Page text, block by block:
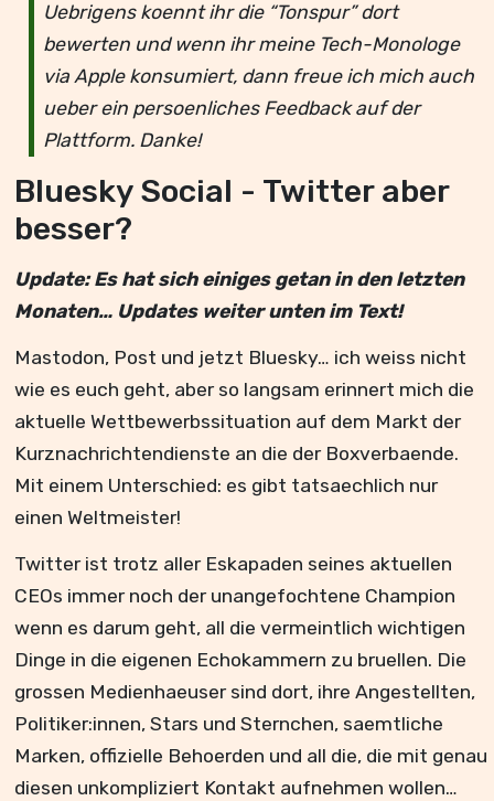
Uebrigens koennt ihr die “Tonspur” dort
bewerten und wenn ihr meine Tech-Monologe
via Apple konsumiert, dann freue ich mich auch
ueber ein persoenliches Feedback auf der
Plattform. Danke!
Bluesky Social - Twitter aber
besser?
Update: Es hat sich einiges getan in den letzten
Monaten… Updates weiter unten im Text!
Mastodon, Post und jetzt Bluesky… ich weiss nicht
wie es euch geht, aber so langsam erinnert mich die
aktuelle Wettbewerbssituation auf dem Markt der
Kurznachrichtendienste an die der Boxverbaende.
Mit einem Unterschied: es gibt tatsaechlich nur
einen Weltmeister!
Twitter ist trotz aller Eskapaden seines aktuellen
CEOs immer noch der unangefochtene Champion
wenn es darum geht, all die vermeintlich wichtigen
Dinge in die eigenen Echokammern zu bruellen. Die
grossen Medienhaeuser sind dort, ihre Angestellten,
Politiker:innen, Stars und Sternchen, saemtliche
Marken, offizielle Behoerden und all die, die mit genau
diesen unkompliziert Kontakt aufnehmen wollen…